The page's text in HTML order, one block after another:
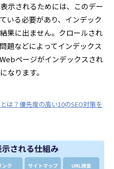
示されるためには、このデー
いる必要があり、インデック
果に出ません。クロールされ
題などによってインデックス
ページがインデックスされ
なります。
とは？優先度の高い10のSEO対策を